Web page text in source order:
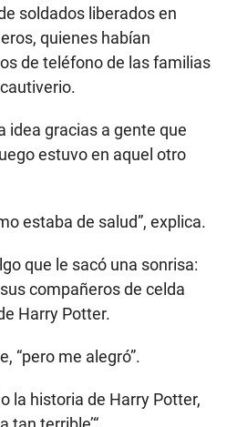
soldados liberados en
quienes habían
de teléfono de las familias
idea gracias a gente que
estuvo en aquel otro
estaba de salud”, explica.
que le sacó una sonrisa:
compañeros de celda
Harry Potter.
“pero me alegró”.
la historia de Harry Potter,